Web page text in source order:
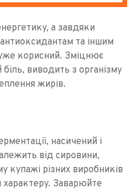
а завдяки
та іншим
корисний. Зміцнює
біль, виводить з організму
жирів.
насичений і
від сировини,
купажі різних виробників
Заварюйте